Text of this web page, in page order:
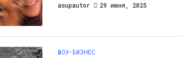
asupautor 29 июня, 2025
ШОУ-БИЗНЕС